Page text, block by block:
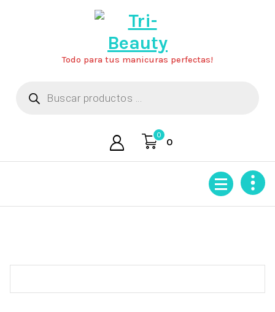
Todo para tus manicuras perfectas!
productos
0
0